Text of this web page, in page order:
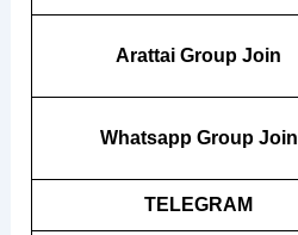
Arattai Group Join
Whatsapp Group Join
TELEGRAM